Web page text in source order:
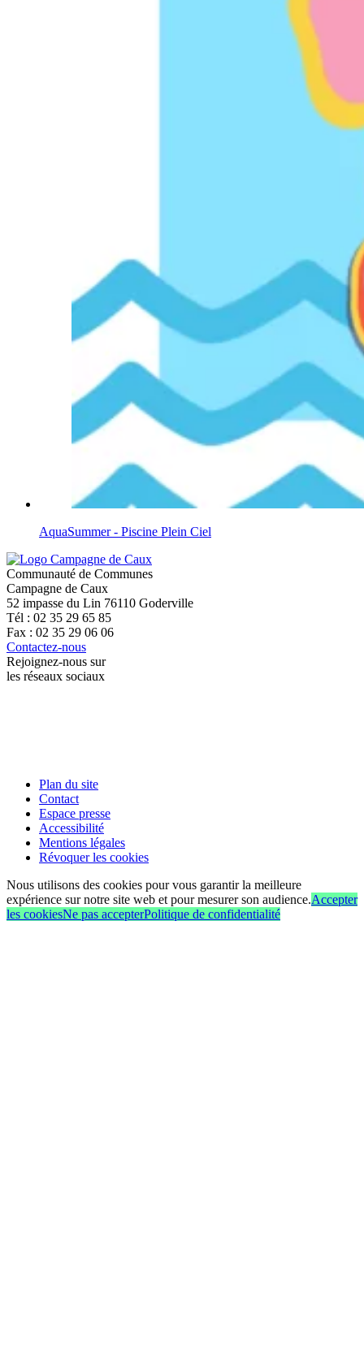
AquaSummer - Piscine Plein Ciel
Communauté de Communes
Campagne de Caux
52 impasse du Lin 76110 Goderville
Tél : 02 35 29 65 85
Fax : 02 35 29 06 06
Contactez-nous
Rejoignez-nous sur
les réseaux sociaux
Plan du site
Contact
Espace presse
Accessibilité
Mentions légales
Révoquer les cookies
Nous utilisons des cookies pour vous garantir la meilleure
expérience sur notre site web et pour mesurer son audience.Accepter
les cookiesNe pas accepterPolitique de confidentialité